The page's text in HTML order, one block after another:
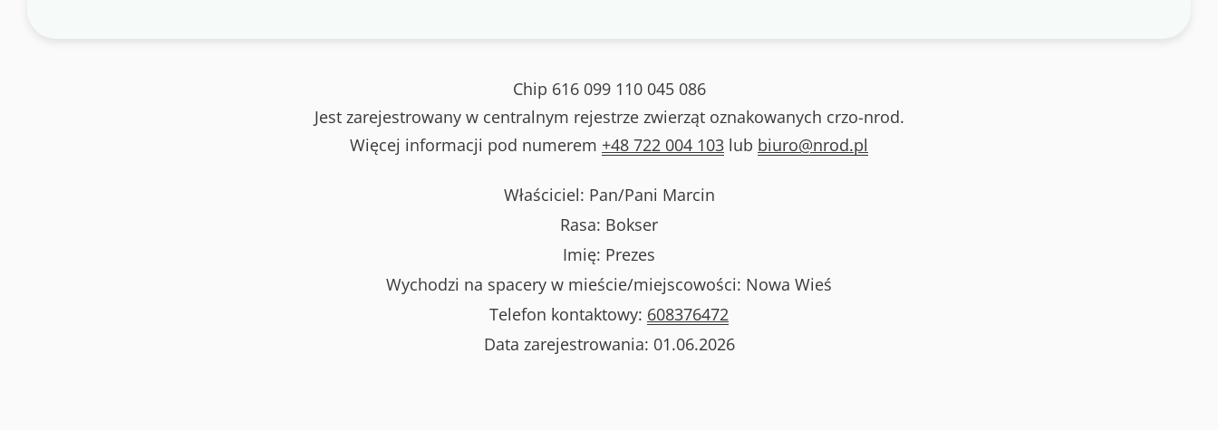
Chip 616 099 110 045 086
Jest zarejestrowany w centralnym rejestrze zwierząt oznakowanych crzo-nrod.
Więcej informacji pod numerem +48 722 004 103 lub biuro@nrod.pl
Właściciel: Pan/Pani Marcin
Rasa: Bokser
Imię: Prezes
Wychodzi na spacery w mieście/miejscowości: Nowa Wieś
Telefon kontaktowy: 608376472
Data zarejestrowania: 01.06.2026